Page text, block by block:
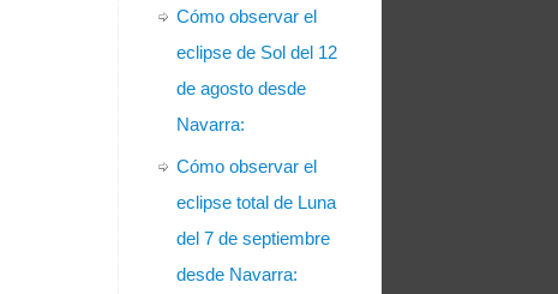
Cómo observar el
eclipse de Sol del 12
de agosto desde
Navarra:
Cómo observar el
eclipse total de Luna
del 7 de septiembre
desde Navarra: